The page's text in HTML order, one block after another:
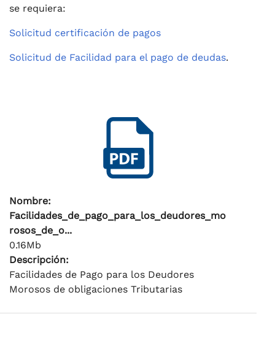
se requiera:
Solicitud certificación de pagos
Solicitud de Facilidad para el pago de deudas.
Nombre:
Facilidades_de_pago_para_los_deudores_mo
rosos_de_o...
0.16Mb
Descripción:
Facilidades de Pago para los Deudores
Morosos de obligaciones Tributarias